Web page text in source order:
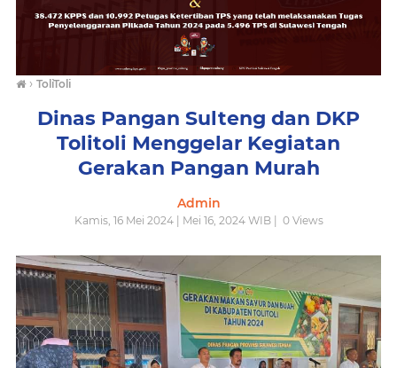
› ToliToli
Dinas Pangan Sulteng dan DKP
Tolitoli Menggelar Kegiatan
Gerakan Pangan Murah
Admin
Kamis, 16 Mei 2024 | Mei 16, 2024 WIB | 0Views